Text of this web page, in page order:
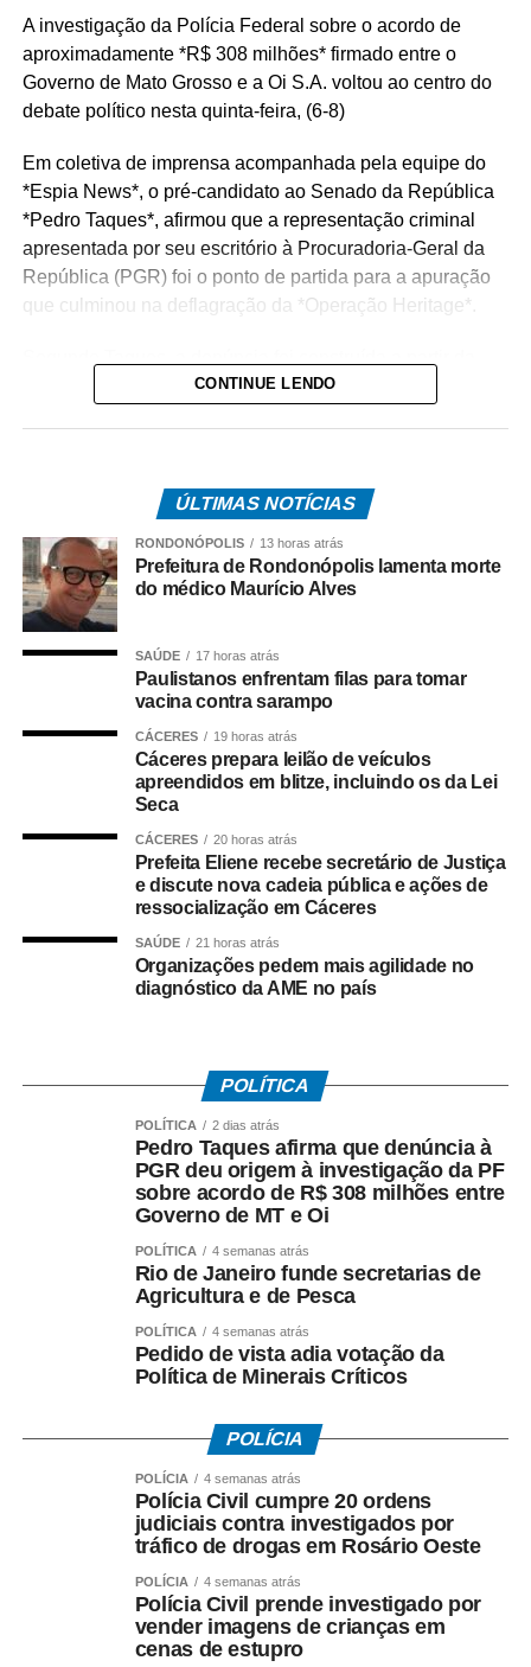
A investigação da Polícia Federal sobre o acordo de
aproximadamente *R$ 308 milhões* firmado entre o
Governo de Mato Grosso e a Oi S.A. voltou ao centro do
debate político nesta quinta-feira, (6-8)
Em coletiva de imprensa acompanhada pela equipe do
*Espia News*, o pré-candidato ao Senado da República
*Pedro Taques*, afirmou que a representação criminal
apresentada por seu escritório à Procuradoria-Geral da
República (PGR) foi o ponto de partida para a apuração
que culminou na deflagração da *Operação Heritage*.
análise de documentos que, na avaliação dele, apontam
*Como surgiu o caso*
O acordo investigado envolve uma disputa tributária entre
o Governo de Mato Grosso e a Oi S.A., encerrada por
meio de um acordo administrativo que movimentou cerca
de R$ 308 milhões.
Na coletiva, Pedro Taques afirmou que o Estado possuía
decisões judiciais favoráveis e que, por isso, não haveria
fundamento jurídico para a celebração do acordo da
forma como ocorreu. Segundo ele, a legislação estadual
que criou a Câmara de Resolução Consensual de
Conflitos, a *Consenso-MT*, não autorizaria esse tipo de
negociação envolvendo créditos tributários.
O ex-governador também disse que sua equipe
identificou movimentações financeiras consideradas
suspeitas envolvendo fundos de investimento ligados aos
valores pagos no acordo. As informações foram reunidas
em uma representação encaminhada à PGR, que
*O que disse Pedro Taques*
Durante a coletiva, Taques fez duras críticas ao acordo
firmado pelo Governo do Estado e afirmou que:
– *A investigação da PF teve origem* na representação
criminal apresentada por seu escritório;
– *O acordo com a Oi foi ilegal*, em sua avaliação;
– *Houve falhas nos critérios* utilizados para definir os
valores envolvidos;
– *O fluxo dos recursos públicos precisa ser esclarecido*
pelas autoridades responsáveis.
cautelares da Operação Heritage foram autorizadas pelo
Supremo Tribunal Federal após manifestação da
Procuradoria-Geral da República.
*O que investiga a Polícia Federal*
A Operação Heritage apura se houve irregularidades na
negociação envolvendo recursos públicos destinados ao
acordo com a Oi.
CONTINUE LENDO
ÚLTIMAS NOTÍCIAS
RONDONÓPOLIS 13 horas atrás
Prefeitura de Rondonópolis lamenta morte
do médico Maurício Alves
SAÚDE 17 horas atrás
Paulistanos enfrentam filas para tomar
vacina contra sarampo
CÁCERES 19 horas atrás
Cáceres prepara leilão de veículos
apreendidos em blitze, incluindo os da Lei
Seca
CÁCERES 20 horas atrás
Prefeita Eliene recebe secretário de Justiça
e discute nova cadeia pública e ações de
ressocialização em Cáceres
SAÚDE 21 horas atrás
Organizações pedem mais agilidade no
diagnóstico da AME no país
POLÍTICA
POLÍTICA 2 dias atrás
Pedro Taques afirma que denúncia à
PGR deu origem à investigação da PF
sobre acordo de R$ 308 milhões entre
Governo de MT e Oi
POLÍTICA 4 semanas atrás
Rio de Janeiro funde secretarias de
Agricultura e de Pesca
POLÍTICA 4 semanas atrás
Pedido de vista adia votação da
Política de Minerais Críticos
POLÍCIA
POLÍCIA 4 semanas atrás
Polícia Civil cumpre 20 ordens
judiciais contra investigados por
tráfico de drogas em Rosário Oeste
POLÍCIA 4 semanas atrás
Polícia Civil prende investigado por
vender imagens de crianças em
cenas de estupro